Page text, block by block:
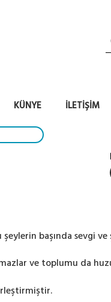
KÜNYE İLETIŞIM
başında sevgi
ve toplumu da